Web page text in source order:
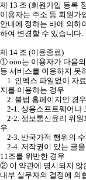
제 13 조 (회원가입 등록
이용자는 주소 등 회원가
안내에 정하는 바에 의하
하여 변경할 수 있습니다.
제 14 조 (이용종료)
① ooo는 이용자가 다음
등 서비스를 이용하지 못
1. 인덱스 파일없이 자
지를 이용하는 경우
2. 불법 홈페이지인 경우
2-1. 상용소프트웨어나
2-2. 정보통신윤리 위원
우
2-3. 반국가적 행위의
2-4. 저작권이 있는 글
11조를 위반한 경우
② 이 약관에 명시되지 않
내부 실무자의 결정에 의